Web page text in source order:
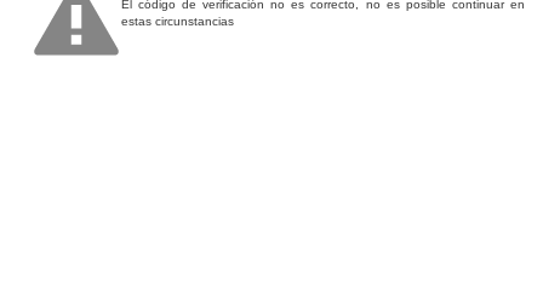
El código de verificación no es correcto, no es posible continuar en
estas circunstancias